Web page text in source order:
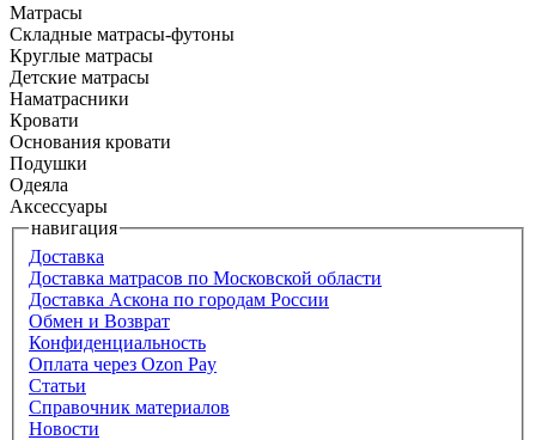
Матрасы
Складные матрасы-футоны
Круглые матрасы
Детские матрасы
Наматрасники
Кровати
Основания кровати
Подушки
Одеяла
Аксессуары
навигация
Доставка
Доставка матрасов по Московской области
Доставка Аскона по городам России
Обмен и Возврат
Конфиденциальность
Оплата через Ozon Pay
Статьи
Справочник материалов
Новости